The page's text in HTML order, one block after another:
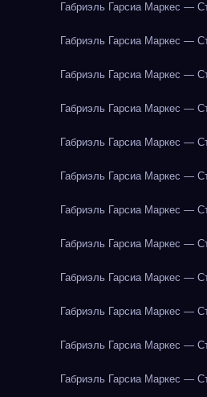
Габриэль Гарсиа Маркес —
Габриэль Гарсиа Маркес —
Габриэль Гарсиа Маркес —
Габриэль Гарсиа Маркес —
Габриэль Гарсиа Маркес —
Габриэль Гарсиа Маркес —
Габриэль Гарсиа Маркес —
Габриэль Гарсиа Маркес —
Габриэль Гарсиа Маркес —
Габриэль Гарсиа Маркес —
Габриэль Гарсиа Маркес —
Габриэль Гарсиа Маркес —